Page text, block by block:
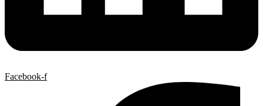
Facebook-f